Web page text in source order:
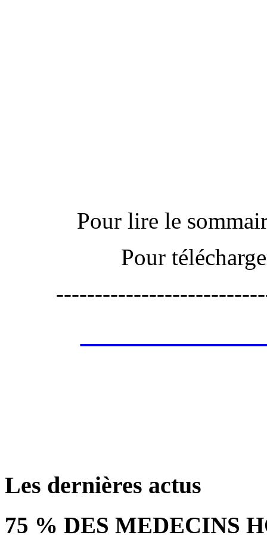
Pour lire le
Pour
Les dernières actus
75 % DES MEDECINS